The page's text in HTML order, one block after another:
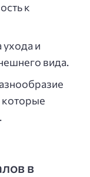
к
ухода и
вида.
которые
в